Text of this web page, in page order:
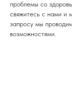
проблемы со
свяжитесь с нами и
запросу мы
возможностями.